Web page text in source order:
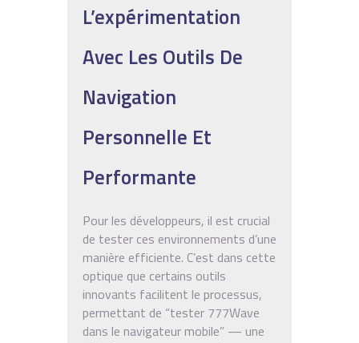
L’expérimentation
Avec Les Outils De
Navigation
Personnelle Et
Performante
Pour les développeurs, il est crucial
de tester ces environnements d’une
manière efficiente. C’est dans cette
optique que certains outils
innovants facilitent le processus,
permettant de “tester 777Wave
dans le navigateur mobile” — une